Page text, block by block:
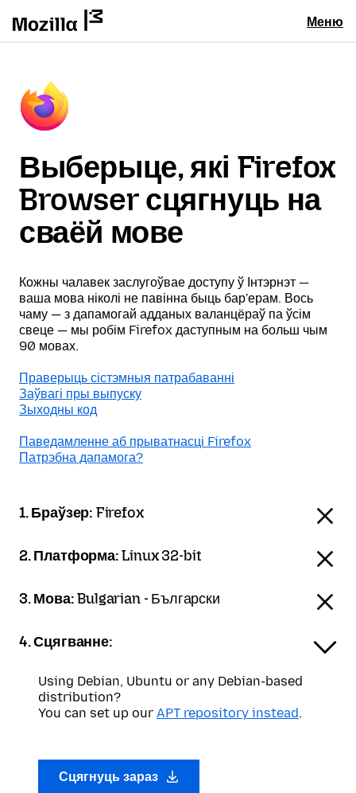
Меню
Выберыце, які Firefox
Browser сцягнуць на
сваёй мове
Кожны чалавек заслугоўвае доступу ў Інтэрнэт —
ваша мова ніколі не павінна быць бар'ерам. Вось
чаму — з дапамогай адданых валанцёраў па ўсім
свеце — мы робім Firefox даступным на больш чым
90 мовах.
Праверыць сістэмныя патрабаванні
Заўвагі пры выпуску
Зыходны код
Паведамленне аб прыватнасці Firefox
Патрэбна дапамога?
1. Браўзер: Firefox
2. Платформа:Linux 32-bit
3. Мова:Bulgarian - Български
4. Сцягванне:
Using Debian, Ubuntu or any Debian-based
distribution?
You can set up our APT repository instead.
Сцягнуць зараз